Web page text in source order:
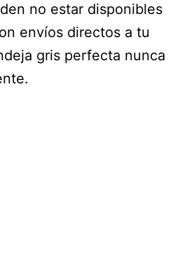
no estar disponibles
envíos directos a tu
gris perfecta nunca